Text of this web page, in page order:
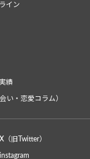
イン
績
い・恋愛コラム）
（旧Twitter）